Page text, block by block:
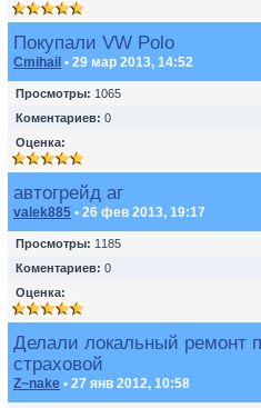
Покупали VW Polo
Cmihail • 29 мар 2013, 14:52
Просмотры: 1065
Коментариев: 0
Оценка:
автогрейд аг
valek885 • 26 фев 2013, 19:17
Просмотры: 1185
Коментариев: 0
Оценка:
Делали локальный ремонт
страховой
Z~nake • 27 янв 2012, 10:58